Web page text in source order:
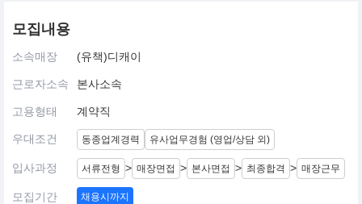
모집내용
소속매장 (유책)디캐이
근로자소속 본사소속
고용형태 계약직
우대조건 동종업계경력 유사업무경험 (영업/상담 외)
입사과정 서류전형 > 매장면접 > 본사면접 > 최종합격 > 매장근무
모집기간 채용시까지